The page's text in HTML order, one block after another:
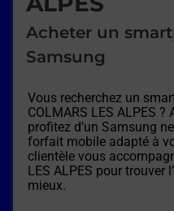
Acheter un
Samsung
Vous recherchez un
COLMARS LES ALPES ?
profitez d’un Samsung
forfait mobile adapté à
clientèle vous
LES ALPES pour trouver
mieux.